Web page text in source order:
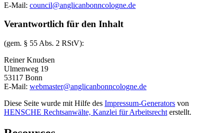
E-Mail: council@anglicanbonncologne.de
Verantwortlich für den Inhalt
(gem. § 55 Abs. 2 RStV):
Reiner Knudsen
Ulmenweg 19
53117 Bonn
E-Mail: webmaster@anglicanbonncologne.de
Diese Seite wurde mit Hilfe des Impressum-Generators von
HENSCHE Rechtsanwälte, Kanzlei für Arbeitsrecht erstellt.